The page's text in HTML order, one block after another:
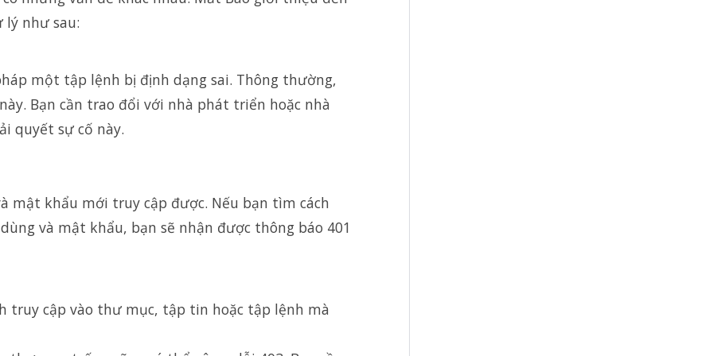
lý như sau:
một tập lệnh bị định dạng sai. Thông thường,
Bạn cần trao đổi với nhà phát triển hoặc nhà
quyết sự cố này.
mật khẩu mới truy cập được. Nếu bạn tìm cách
và mật khẩu, bạn sẽ nhận được thông báo 401
truy cập vào thư mục, tập tin hoặc tập lệnh mà